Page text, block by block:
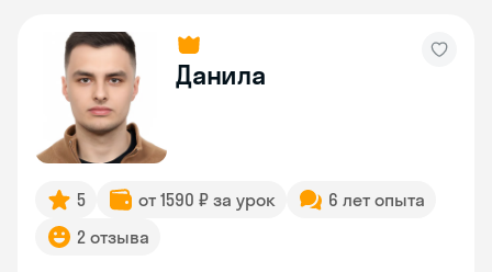
Данила
5 от 1590 ₽ за урок
6 лет опыта
2 отзыва